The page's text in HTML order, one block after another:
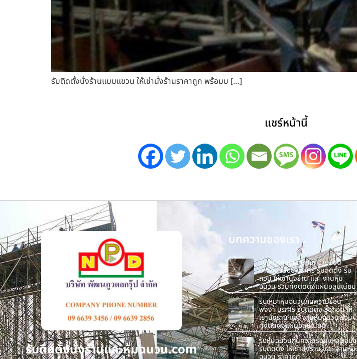
รับติดตั้งนั่งร้านแบบแขวน ให้เช่านั่งร้านราคาถูก พร้อมบ […]
แชร์หน้านี้
รับติดตั้งนั่งร้านและหุ้มฉนวน.com
บทความของเรา
รับเหมาหุ้มฉนวนกันความร้อน
บางกอกน้อย บริการ รับติดตั้ง รื้อ
ถอน ให้เช่านั่งร้าน และ งานหุ้ม
ฉนวน รวมทั้งติดตั้งแผ่นอลูมิเนียม
รับเหมาหุ้มฉนวนกันความร้อน
พังงา บริการ รับติดตั้ง รื้อถอน ให้
เช่านั่งร้าน และ งานหุ้มฉนวน รวม
ทั้งติดตั้งแผ่นอลูมิเนียม
รับหุ้มฉนวนกันความร้อนแหลมฉบัง
รับติดตั้ง ให้เช่านั่งร้าน และ งานหุ้ม